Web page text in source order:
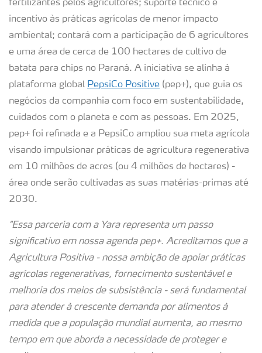
fertilizantes pelos agricultores; suporte técnico e
incentivo às práticas agrícolas de menor impacto
ambiental; contará com a participação de 6 agricultores
e uma área de cerca de 100 hectares de cultivo de
batata para chips no Paraná. A iniciativa se alinha à
plataforma global PepsiCo Positive (pep+), que guia os
negócios da companhia com foco em sustentabilidade,
cuidados com o planeta e com as pessoas. Em 2025,
pep+ foi refinada e a PepsiCo ampliou sua meta agrícola
visando impulsionar práticas de agricultura regenerativa
em 10 milhões de acres (ou 4 milhões de hectares) -
área onde serão cultivadas as suas matérias-primas até
2030.
"Essa parceria com a Yara representa um passo
significativo em nossa agenda pep+. Acreditamos que a
Agricultura Positiva - nossa ambição de apoiar práticas
agrícolas regenerativas, fornecimento sustentável e
melhoria dos meios de subsistência - será fundamental
para atender à crescente demanda por alimentos à
medida que a população mundial aumenta, ao mesmo
tempo em que aborda a necessidade de proteger e